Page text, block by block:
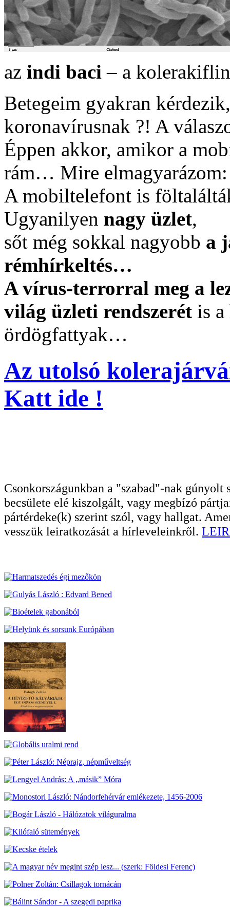
az indi baci – a
Betegeim gyakran
koronavírusnak ?! A
Éppen akkor, amikor a
rám… Mire elmagyarázom:
A mobiltelefont is
Ugyanilyen nagy üzlet,
sőt még sokkal nagyobb a
rémhírkeltés…
A vírus-terrorral meg a
világ üzleti rendszerét is
ördögfattyak…
Az utolsó
Katt ide !
Csonkországunkban a "szabad"-nak
becsülete elé kiszolgált, vagy megbízó
pártérdeke(k) szerint szól, vagy hallgat.
vesszük leiratkozását a hírleveleinkről.